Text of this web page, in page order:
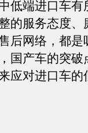
低端进口车有
的服务态度、
后网络，都是
国产车的突破
应对进口车的